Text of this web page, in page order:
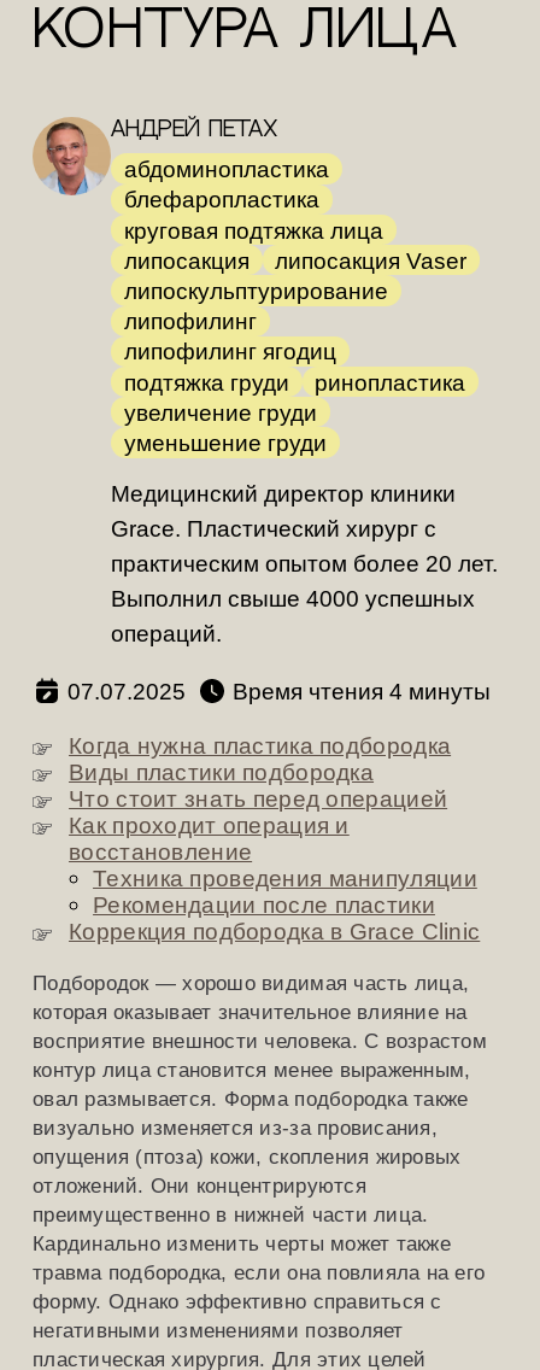
контура лица
Андрей Петах
абдоминопластика
блефаропластика
круговая подтяжка лица
липосакция
липосакция Vaser
липоскульптурирование
липофилинг
липофилинг ягодиц
подтяжка груди
ринопластика
увеличение груди
уменьшение груди
Медицинский директор клиники
Grace. Пластический хирург с
практическим опытом более 20 лет.
Выполнил свыше 4000 успешных
операций.
07.07.2025 Время чтения минуты
Когда нужна пластика подбородка
Виды пластики подбородка
Что стоит знать перед операцией
Как проходит операция и
восстановление
Техника проведения манипуляции
Рекомендации после пластики
Коррекция подбородка в Grace Clinic
Подбородок — хорошо видимая часть лица,
которая оказывает значительное влияние на
восприятие внешности человека. С возрастом
контур лица становится менее выраженным,
овал размывается. Форма подбородка также
визуально изменяется из-за провисания,
опущения (птоза) кожи, скопления жировых
отложений. Они концентрируются
преимущественно в нижней части лица.
Кардинально изменить черты может также
травма подбородка, если она повлияла на его
форму. Однако эффективно справиться с
негативными изменениями позволяет
пластическая хирургия. Для этих целей